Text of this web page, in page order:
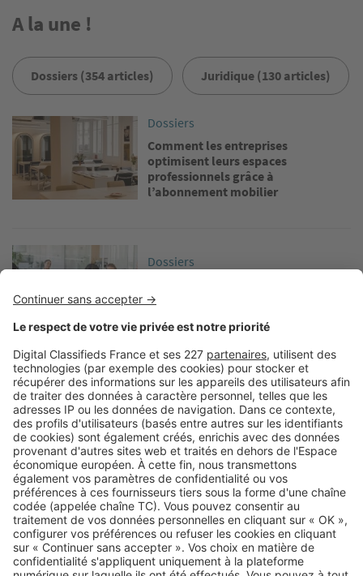
A la une !
Dossiers (354 articles) Juridique (130 articles)
Image
Dossiers
Comment les entreprises
optimisent leurs espaces
professionnels grâce à
l’abonnement mobilier
Image
Dossiers
bien-être en entreprise
Image
Dossiers
Comment optimiser l’espace dans
des bureaux de petite surface ?
Image
Dossiers
Rénover un local commercial :
coûts, autorisations, pièges à éviter